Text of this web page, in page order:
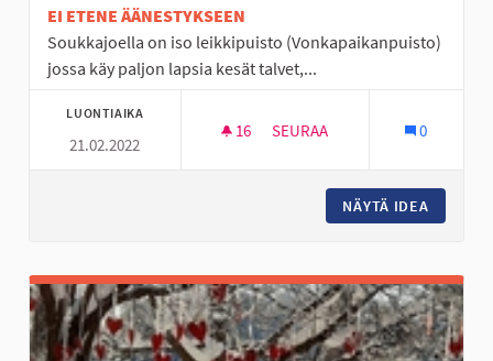
EI ETENE ÄÄNESTYKSEEN
Soukkajoella on iso leikkipuisto (Vonkapaikanpuisto)
jossa käy paljon lapsia kesät talvet,...
LUONTIAIKA
21.02.2022
16 16 SEURAAJAA
SEURAA 0
NÄYTÄ IDEA